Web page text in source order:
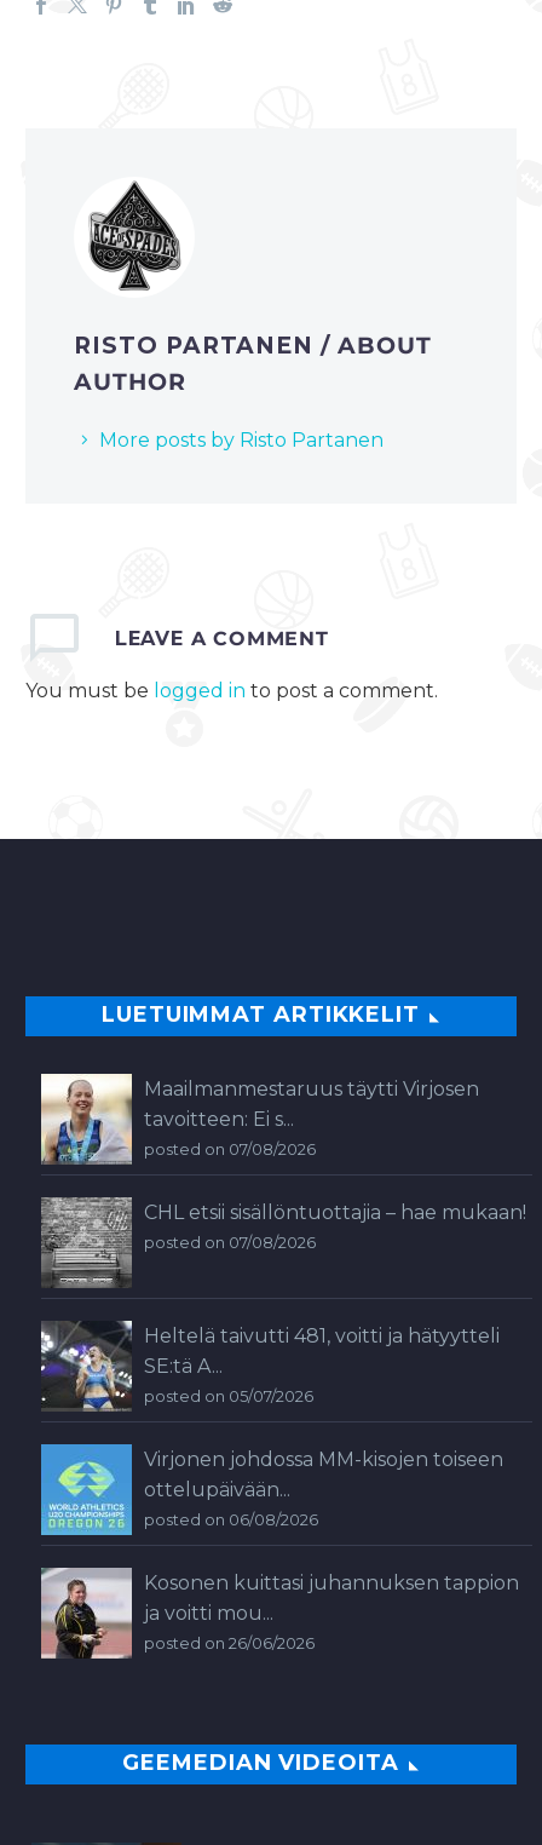
RISTO PARTANEN/ ABOUT
AUTHOR
More posts by Risto Partanen
LEAVE A COMMENT
You must be logged in to post a comment.
LUETUIMMAT ARTIKKELIT
Maailmanmestaruus täytti Virjosen
tavoitteen: Ei s...
posted on 07/08/2026
CHL etsii sisällöntuottajia – hae mukaan!
posted on 07/08/2026
Heltelä taivutti 481, voitti ja hätyytteli
SE:tä A...
posted on 05/07/2026
Virjonen johdossa MM-kisojen toiseen
ottelupäivään...
posted on 06/08/2026
Kosonen kuittasi juhannuksen tappion
ja voitti mou...
posted on 26/06/2026
GEEMEDIAN VIDEOITA